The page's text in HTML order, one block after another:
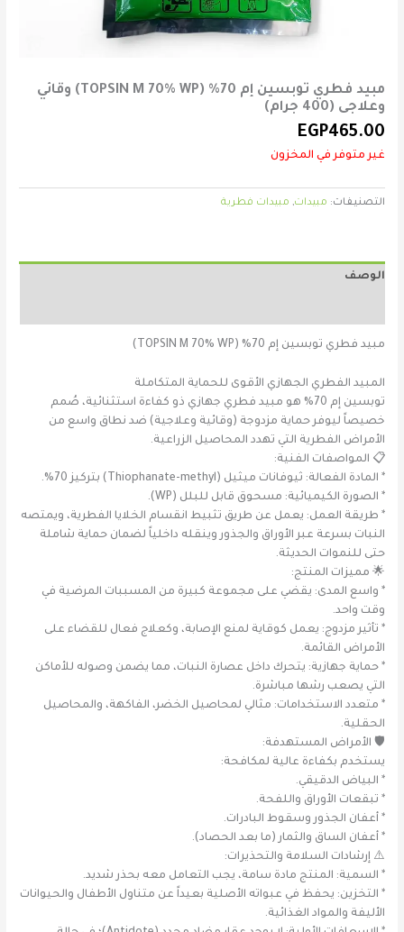
مبيد فطري توبسين إم 70% (TOPSIN M 70% WP) وقائي
وعلاجى (400 جرام)
EGP465.00
غير متوفر في المخزون
التصنيفات: مبيدات, مبيدات فطرية
الوصف
مبيد فطري توبسين إم 70% (TOPSIN M 70% WP)
المبيد الفطري الجهازي الأقوى للحماية المتكاملة
توبسين إم 70% هو مبيد فطري جهازي ذو كفاءة استثنائية، صُمم
خصيصاً ليوفر حماية مزدوجة (وقائية وعلاجية) ضد نطاق واسع من
الأمراض الفطرية التي تهدد المحاصيل الزراعية.
📋 المواصفات الفنية:
* المادة الفعالة: ثيوفانات ميثيل (Thiophanate-methyl) بتركيز 70%.
* الصورة الكيميائية: مسحوق قابل للبلل (WP).
* طريقة العمل: يعمل عن طريق تثبيط انقسام الخلايا الفطرية، ويمتصه
النبات بسرعة عبر الأوراق والجذور وينقله داخلياً لضمان حماية شاملة
حتى للنموات الحديثة.
🌟 مميزات المنتج:
* واسع المدى: يقضي على مجموعة كبيرة من المسببات المرضية في
وقت واحد.
* تأثير مزدوج: يعمل كوقاية لمنع الإصابة، وكعلاج فعال للقضاء على
الأمراض القائمة.
* حماية جهازية: يتحرك داخل عصارة النبات، مما يضمن وصوله للأماكن
التي يصعب رشها مباشرة.
* متعدد الاستخدامات: مثالي لمحاصيل الخضر، الفاكهة، والمحاصيل
الحقلية.
🛡️ الأمراض المستهدفة:
يستخدم بكفاءة عالية لمكافحة:
* البياض الدقيقي.
* تبقعات الأوراق واللفحة.
* أعفان الجذور وسقوط البادرات.
* أعفان الساق والثمار (ما بعد الحصاد).
⚠️ إرشادات السلامة والتحذيرات:
* السمية: المنتج مادة سامة، يجب التعامل معه بحذر شديد.
* التخزين: يحفظ في عبواته الأصلية بعيداً عن متناول الأطفال والحيوانات
الأليفة والمواد الغذائية.